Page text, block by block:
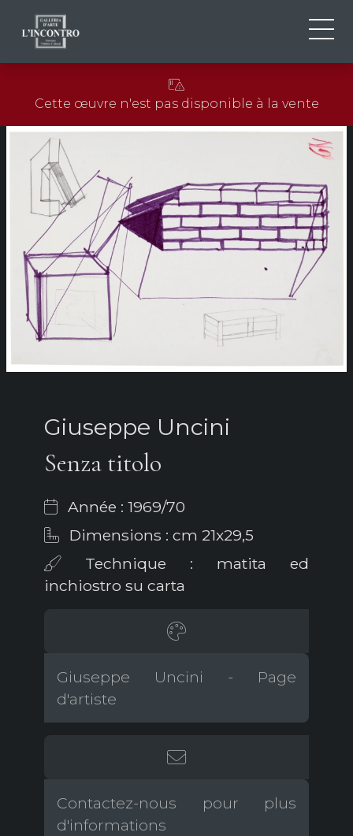
EN
FR
NEWS ED EVENTS
ARTISTES ET ŒUVRES
EXPOSITIONS
CONTACTS
Cette œuvre n'est pas disponible à la vente
Giuseppe Uncini
Senza titolo
Année : 1969/70
Dimensions : cm 21x29,5
Technique : matita ed
inchiostro su carta
Giuseppe Uncini - Page
d'artiste
Contactez-nous pour plus
d'informations